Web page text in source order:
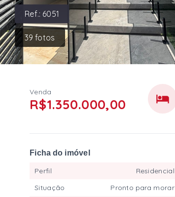
Ref.: 6051
39 fotos
Venda
R$1.350.000,00
Ficha do imóvel
Perfil
Residencial
Situação
Pronto para morar